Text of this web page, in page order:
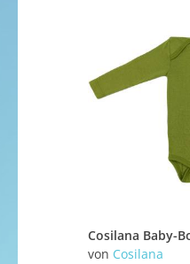
von Cosilana